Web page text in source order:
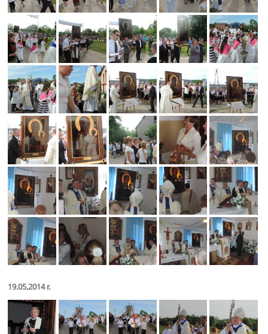
19.05.2014 r.